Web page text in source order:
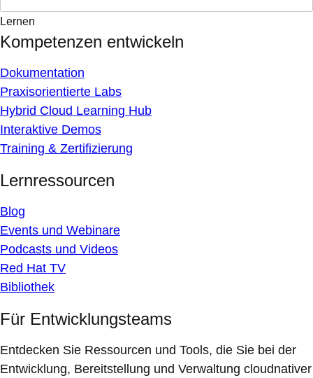
Lernen
Kompetenzen entwickeln
Dokumentation
Praxisorientierte Labs
Hybrid Cloud Learning Hub
Interaktive Demos
Training & Zertifizierung
Lernressourcen
Blog
Events und Webinare
Podcasts und Videos
Red Hat TV
Bibliothek
Für Entwicklungsteams
Entdecken Sie Ressourcen und Tools, die Sie bei der
Entwicklung, Bereitstellung und Verwaltung cloudnativer